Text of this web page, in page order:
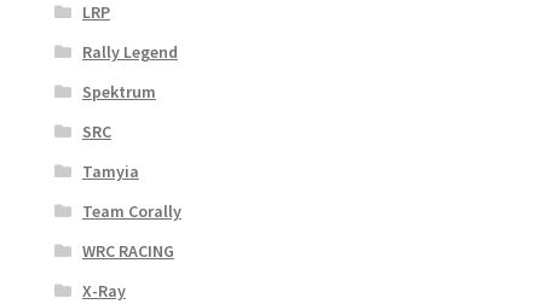
LRP
Rally Legend
Spektrum
SRC
Tamyia
Team Corally
WRC RACING
X-Ray